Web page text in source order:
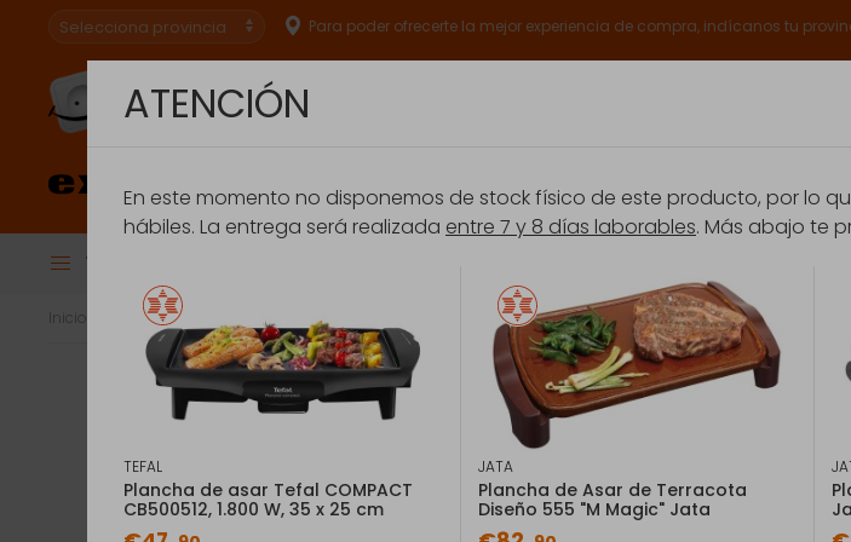
Para poder ofrecerte la mejor experiencia de compra, indícanos tu
Especialistas en
conectar.
Todas las Categorías
Inicio Pequeños electrodomésticos Cocinar con pequeños electrodomésticos Parrillas eléctricas,
ATENCIÓN
En este momento no disponemos de stock físico de este producto, por lo
hábiles. La entrega será realizada entre 7 y 8 días laborables. Más abajo te
TEFAL
Plancha de asar Tefal COMPACT
CB500512, 1.800 W, 35 x 25 cm
JATA
Plancha de Asar de Terracota
Diseño 555 "M Magic" Jata